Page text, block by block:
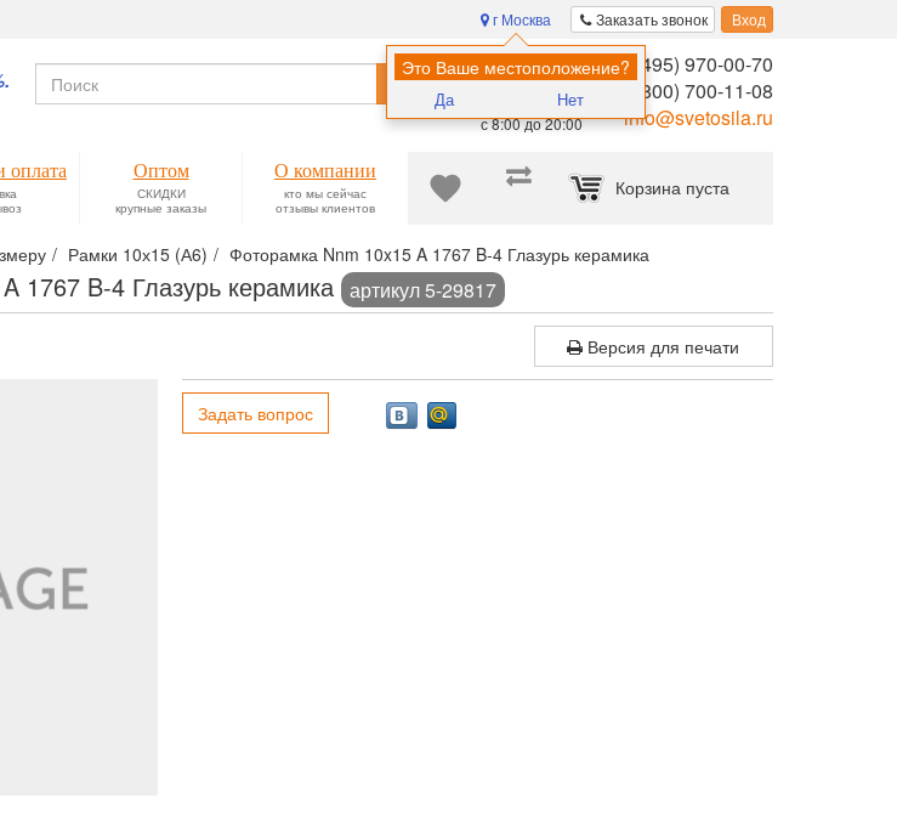
Заказать звонок Вход
г Москва
Это Ваше местоположение?
Да Нет
Помощь в
выборе:
Ежедневно,
с 8:00 до 20:00
8 (495) 970-00-70
8 (800) 700-11-08
info@svetosila.ru
Найти
Корзина пуста
оплата Оптом
СКИДКИ
крупные заказы
О компании
кто мы сейчас
отзывы клиентов
Рамки 10х15 (А6) Фоторамка Nnm 10x15 A 1767 B-4 Глазурь керамика
1767 B-4 Глазурь керамика артикул 5-29817
Версия для печати
Задать вопрос